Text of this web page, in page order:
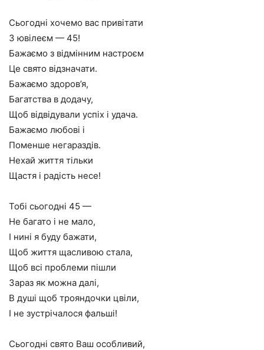
Сьогодні хочемо вас привітати
З ювілеєм — 45!
Бажаємо з відмінним настроєм
Це свято відзначати.
Бажаємо здоров’я,
Багатства в додачу,
Щоб відвідували успіх і удача.
Бажаємо любові і
Поменше негараздів.
Нехай життя тільки
Щастя і радість несе!
Тобі сьогодні 45 —
Не багато і не мало,
І нині я буду бажати,
Щоб життя щасливою стала,
Щоб всі проблеми пішли
Зараз як можна далі,
В душі щоб трояндочки цвіли,
І не зустрічалося фальші!
Сьогодні свято Ваш особливий,